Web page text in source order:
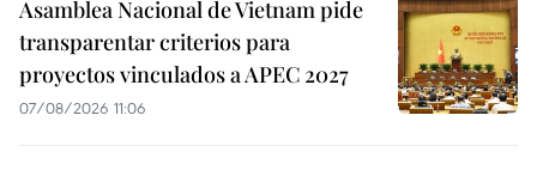
Asamblea Nacional de Vietnam pide
transparentar criterios para
proyectos vinculados a APEC 2027
07/08/2026 11:06